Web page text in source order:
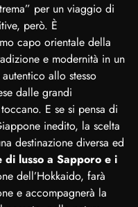
per un viaggio di
però. È
capo orientale della
e modernità in un
allo stesso
dalle grandi
E se si pensa di
inedito, la scelta
destinazione diversa ed
di lusso a Sapporo e i
dell’Hokkaido, farà
e accompagnerà la